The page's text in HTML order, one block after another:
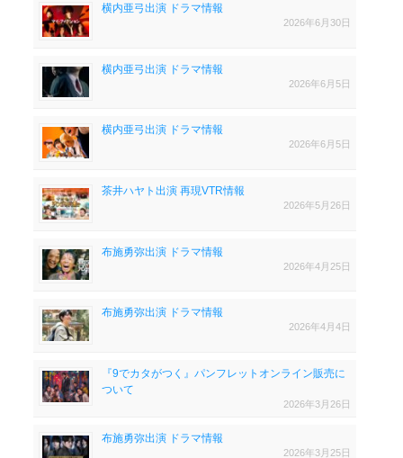
横内亜弓出演 ドラマ情報
2026年6月30日
横内亜弓出演 ドラマ情報
2026年6月5日
横内亜弓出演 ドラマ情報
2026年6月5日
茶井ハヤト出演 再現VTR情報
2026年5月26日
布施勇弥出演 ドラマ情報
2026年4月25日
布施勇弥出演 ドラマ情報
2026年4月4日
『9でカタがつく』パンフレットオンライン販売に
ついて
2026年3月26日
布施勇弥出演 ドラマ情報
2026年3月25日